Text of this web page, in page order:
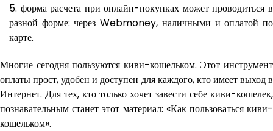
форма расчета при онлайн-покупках может проводиться в
разной форме: через Webmoney, наличными и оплатой по
карте.
Многие сегодня пользуются киви-кошельком. Этот инструмент
оплаты прост, удобен и доступен для каждого, кто имеет выход в
Интернет. Для тех, кто только хочет завести себе киви-кошелек,
познавательным станет этот материал: «Как пользоваться киви-
кошельком».